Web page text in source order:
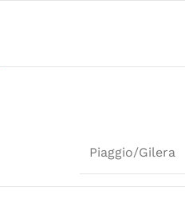
Piaggio/Gilera